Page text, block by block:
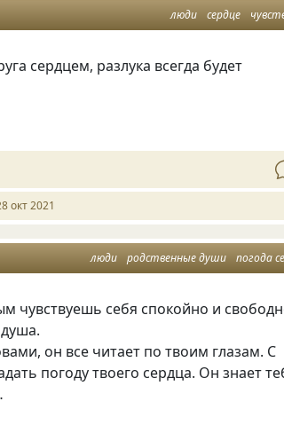
люди сердце
сердцем, разлука всегда будет
окт 2021
люди родственные души погода
чувствуешь себя спокойно и
он все читает по твоим глазам. С
погоду твоего сердца. Он знает